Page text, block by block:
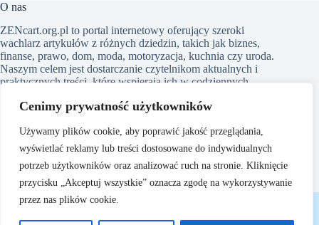
Cenimy prywatność użytkowników
Używamy plików cookie, aby poprawić jakość przeglądania,
wyświetlać reklamy lub treści dostosowane do indywidualnych
potrzeb użytkowników oraz analizować ruch na stronie. Kliknięcie
przycisku „Akceptuj wszystkie” oznacza zgodę na wykorzystywanie
przez nas plików cookie.
O nas
​ZENcart.org.pl to portal internetowy oferujący szeroki
wachlarz artykułów z różnych dziedzin, takich jak biznes,
finanse, prawo, dom, moda, motoryzacja, kuchnia czy uroda.
Naszym celem jest dostarczanie czytelnikom aktualnych i
praktycznych treści, które wspierają ich w codziennych
artykuły były zrozumiałe i dostępne dla każdego, niezależnie
Copyright © 2026 - ZENcart.org.pl